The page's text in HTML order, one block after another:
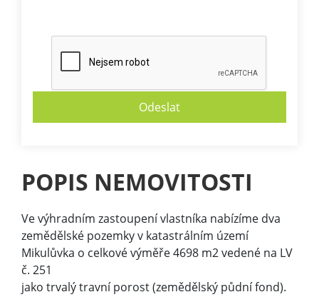
POPIS NEMOVITOSTI
Ve výhradním zastoupení vlastníka nabízíme dva
zemědělské pozemky v katastrálním území
Mikulůvka o celkové výměře 4698 m2 vedené na LV
č. 251
jako trvalý travní porost (zemědělský půdní fond).